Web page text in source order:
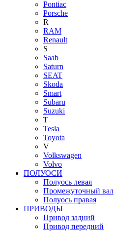
Pontiac
Porsche
R
RAM
Renault
S
Saab
Saturn
SEAT
Skoda
Smart
Subaru
Suzuki
T
Tesla
Toyota
V
Volkswagen
Volvo
ПОЛУОСИ
Полуось левая
Промежуточный вал
Полуось правая
ПРИВОДЫ
Привод задний
Привод передний